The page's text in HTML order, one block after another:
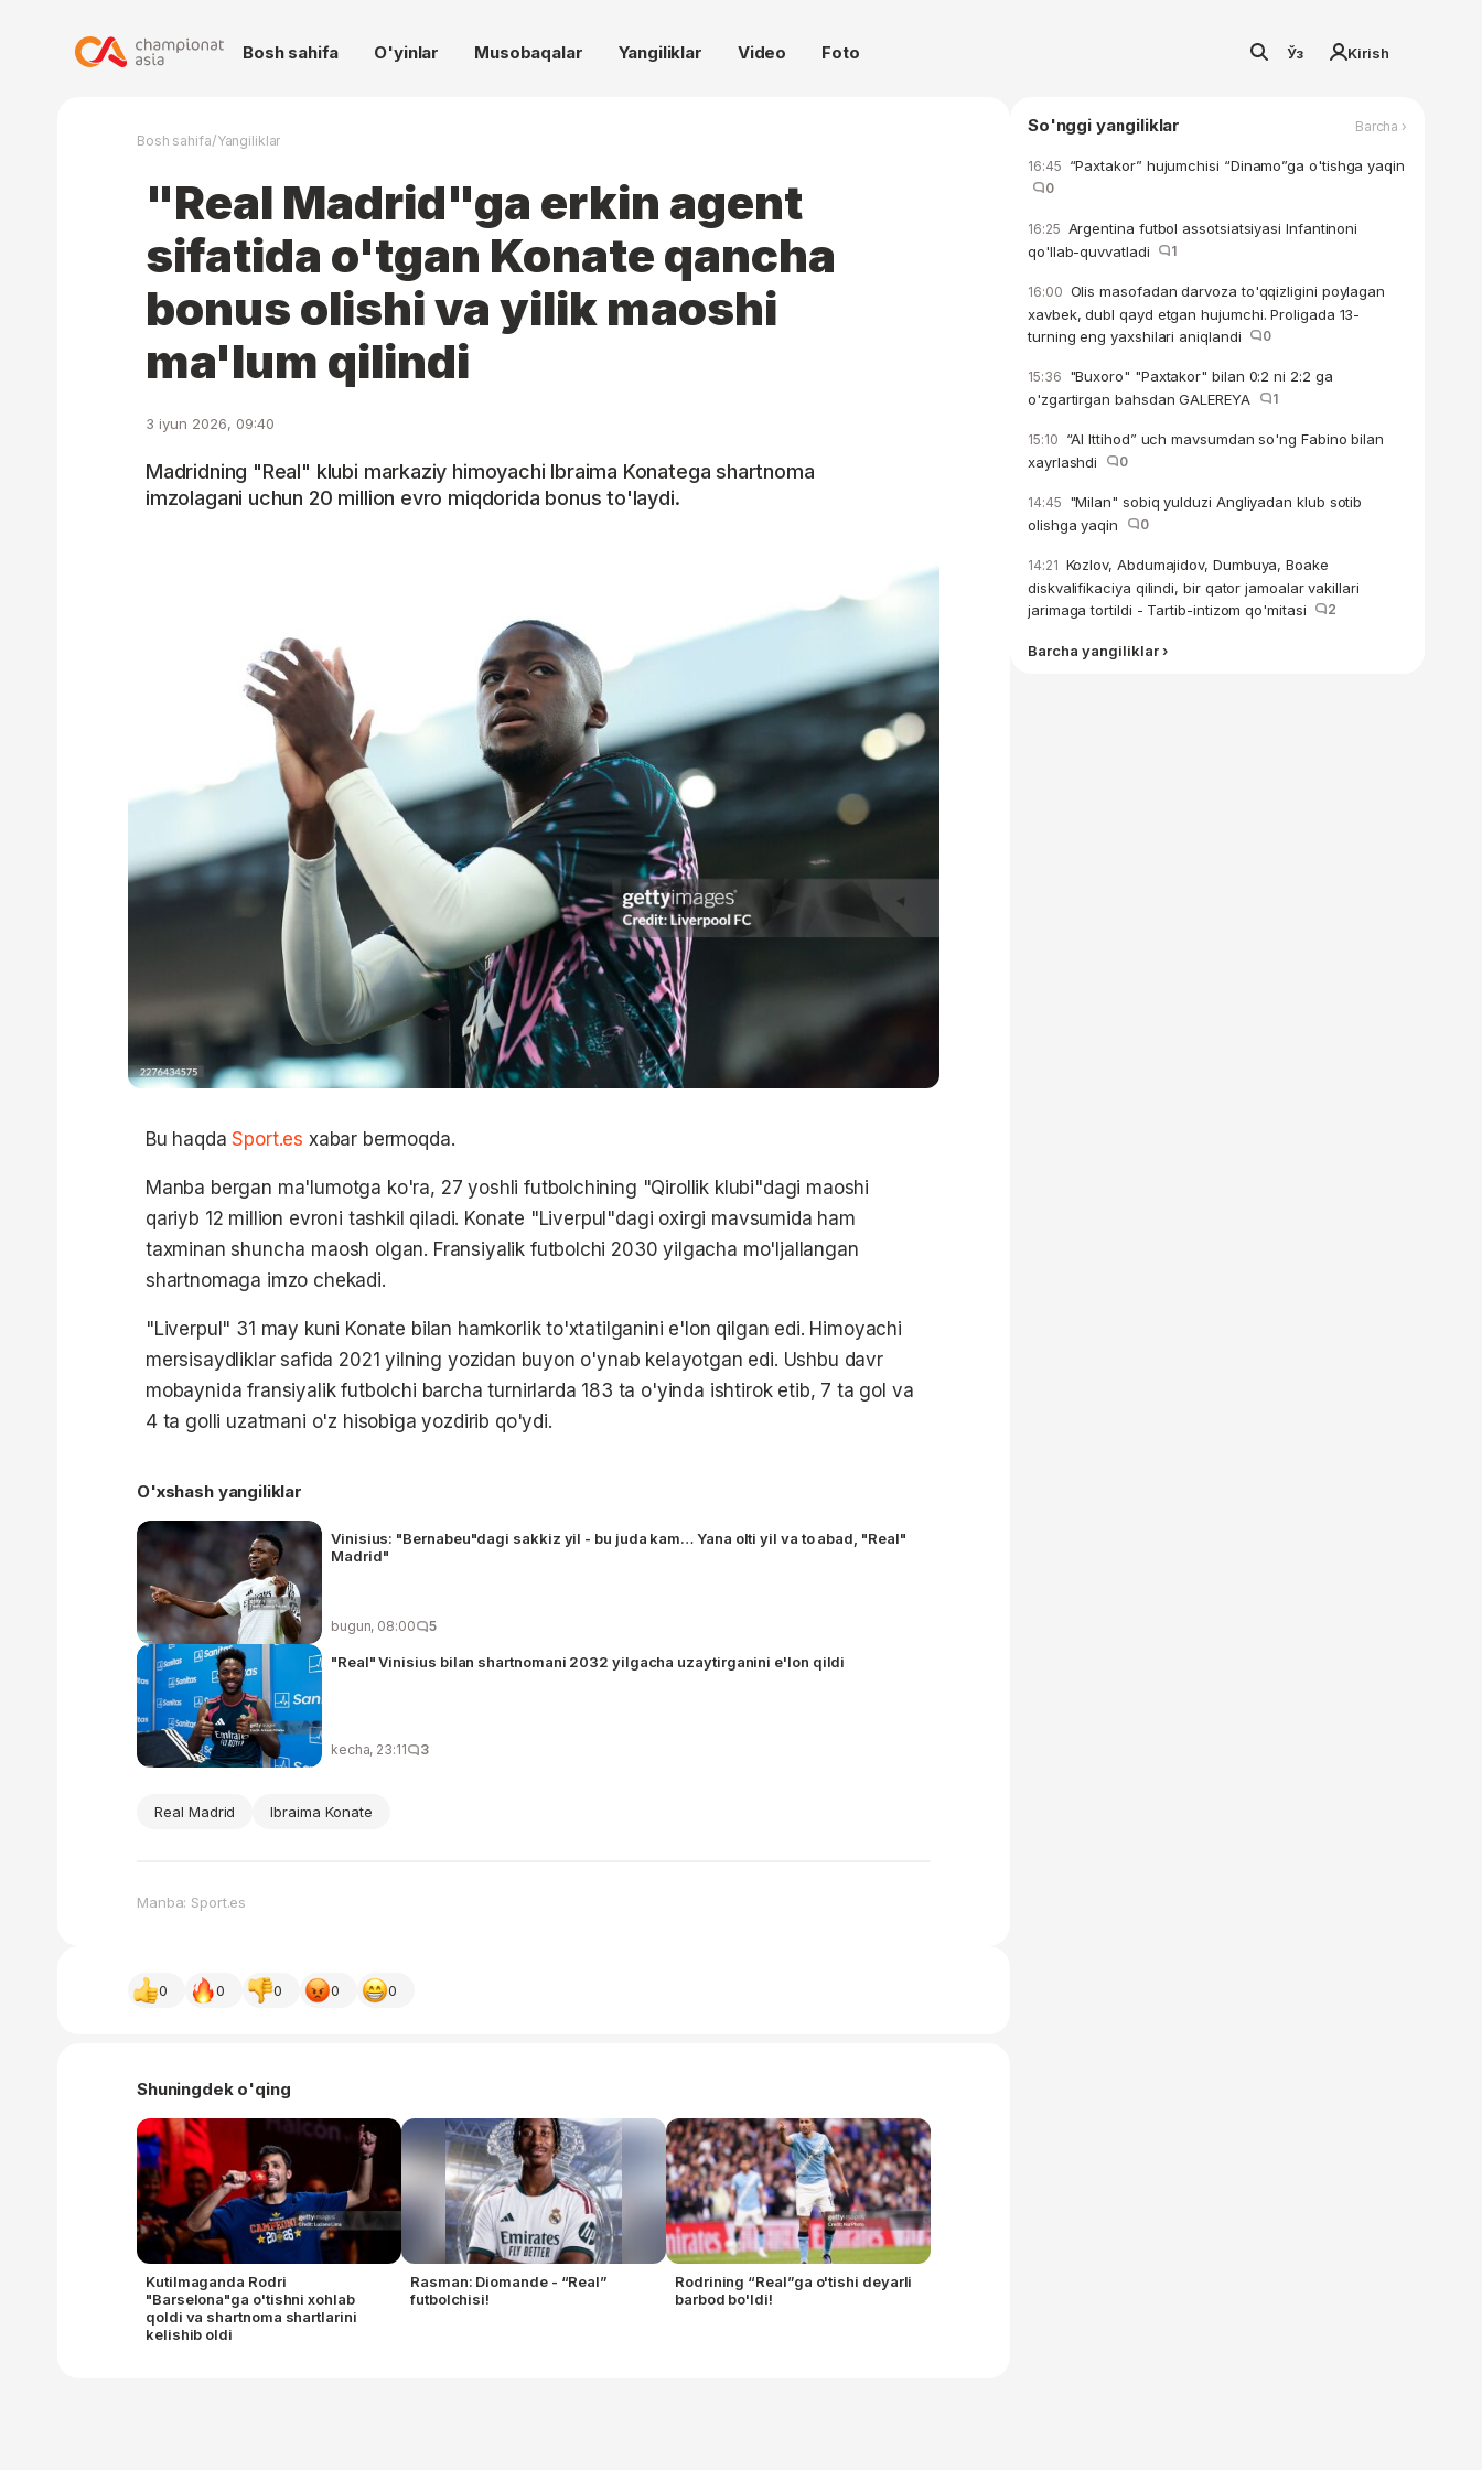
Bosh sahifa O'yinlar Musobaqalar Yangiliklar Video Foto Ўз Kirish
Bosh sahifa/Yangiliklar
"Real Madrid"ga erkin agent
sifatida o'tgan Konate qancha
bonus olishi va yilik maoshi
ma'lum qilindi
3 iyun 2026, 09:40
Madridning "Real" klubi markaziy himoyachi Ibraima Konatega shartnoma
imzolagani uchun 20 million evro miqdorida bonus to'laydi.
Bu haqdaSport.es xabar bermoqda.
Manba bergan ma'lumotga ko'ra, 27 yoshli futbolchining "Qirollik klubi"dagi maoshi
qariyb 12 million evroni tashkil qiladi. Konate "Liverpul"dagi oxirgi mavsumida ham
taxminan shuncha maosh olgan. Fransiyalik futbolchi 2030 yilgacha mo'ljallangan
shartnomaga imzo chekadi.
"Liverpul" 31 may kuni Konate bilan hamkorlik to'xtatilganini e'lon qilgan edi. Himoyachi
mersisaydliklar safida 2021 yilning yozidan buyon o'ynab kelayotgan edi. Ushbu davr
mobaynida fransiyalik futbolchi barcha turnirlarda 183 ta o'yinda ishtirok etib, 7 ta gol va
4 ta golli uzatmani o'z hisobiga yozdirib qo'ydi.
O'xshash yangiliklar
Vinisius: "Bernabeu"dagi sakkiz yil - bu juda kam… Yana olti yil va to abad, "Real"
Madrid"
bugun, 08:00 5
"Real" Vinisius bilan shartnomani 2032 yilgacha uzaytirganini e'lon qildi
kecha, 23:11 3
Real Madrid Ibraima Konate
Manba: Sport.es
0 0 0 0 0
Shuningdek o'qing
Kutilmaganda Rodri
"Barselona"ga o'tishni xohlab
qoldi va shartnoma shartlarini
kelishib oldi
Rasman: Diomande - “Real”
futbolchisi!
Rodrining “Real”ga o'tishi deyarli
barbod bo'ldi!
So'nggi yangiliklar Barcha ›
16:45 “Paxtakor” hujumchisi “Dinamo”ga o'tishga yaqin
0
16:25 Argentina futbol assotsiatsiyasi Infantinoni
qo'llab-quvvatladi
1
16:00 Olis masofadan darvoza to'qqizligini poylagan
xavbek, dubl qayd etgan hujumchi. Proligada 13-
turning eng yaxshilari aniqlandi
0
15:36 "Buxoro" "Paxtakor" bilan 0:2 ni 2:2 ga
o'zgartirgan bahsdan GALEREYA
1
15:10 “Al Ittihod” uch mavsumdan so'ng Fabino bilan
xayrlashdi
0
14:45 "Milan" sobiq yulduzi Angliyadan klub sotib
olishga yaqin
0
14:21 Kozlov, Abdumajidov, Dumbuya, Boake
diskvalifikaciya qilindi, bir qator jamoalar vakillari
jarimaga tortildi - Tartib-intizom qo'mitasi
2
Barcha yangiliklar ›